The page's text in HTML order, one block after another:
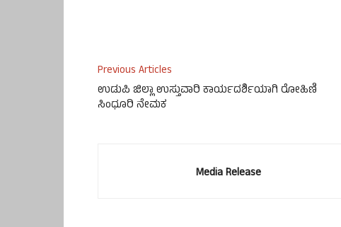
Previous Articles
ಉಡುಪಿ ಜಿಲ್ಲಾ ಉಸ್ತುವಾರಿ ಕಾರ್ಯದರ್ಶಿಯಾಗಿ ರೋಹಿಣಿ
ಸಿಂಧೂರಿ ನೇಮಕ
Media Release